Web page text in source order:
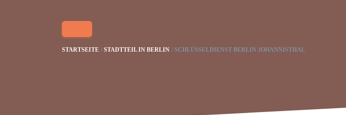
STARTSEITE STADTTEIL IN BERLIN SCHLÜSSELDIENST BERLIN JOHANNISTHAL